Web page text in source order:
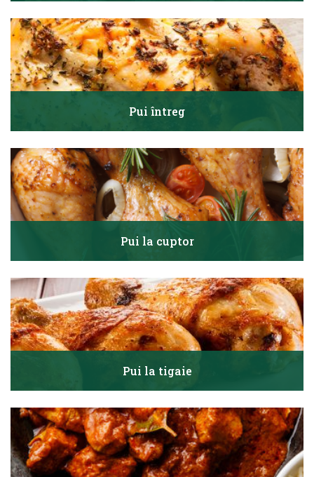
Pui întreg
Pui la cuptor
Pui la tigaie